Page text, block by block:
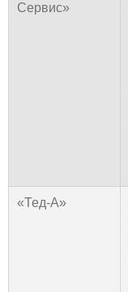
Сервис»
«Тед-А»